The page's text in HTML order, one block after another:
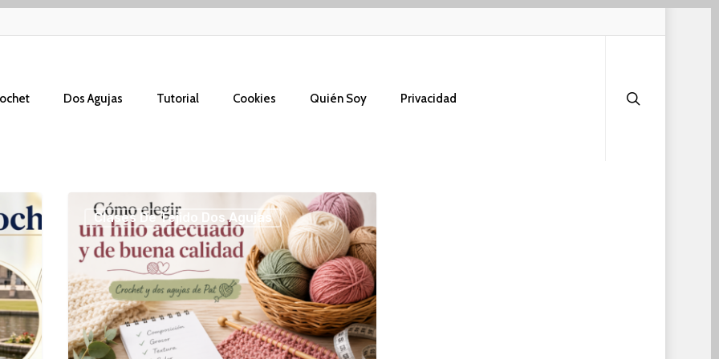
Dos Agujas Tutorial Cookies Quién Soy Privacidad
Cómo
elegir
un
adecuado
y
de
Clases De Tejido Dos Agujas